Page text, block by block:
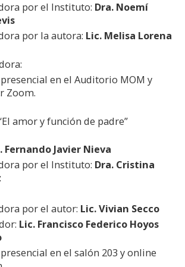
por el Instituto: Dra. Noemí
por la autora: Lic. Melisa Lorena
en el Auditorio MOM y
Zoom.
amor y función de padre”
Fernando Javier Nieva
por el Instituto: Dra. Cristina
por el autor: Lic. Vivian Secco
Lic. Francisco Federico Hoyos
en el salón 203 y online